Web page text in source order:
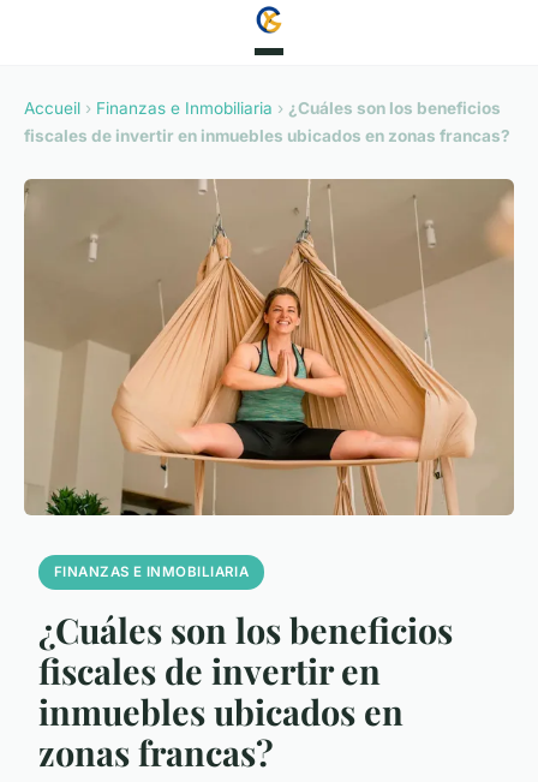
Accueil › Finanzas e Inmobiliaria › ¿Cuáles son los beneficios
fiscales de invertir en inmuebles ubicados en zonas francas?
FINANZAS E INMOBILIARIA
¿Cuáles son los beneficios
fiscales de invertir en
inmuebles ubicados en
zonas francas?